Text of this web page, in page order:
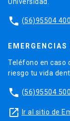
Universidad.
phone (56)95504
EMERGENCIAS
Teléfono en caso
riesgo tu vida
phone (56)95504
launch Ir al sitio de